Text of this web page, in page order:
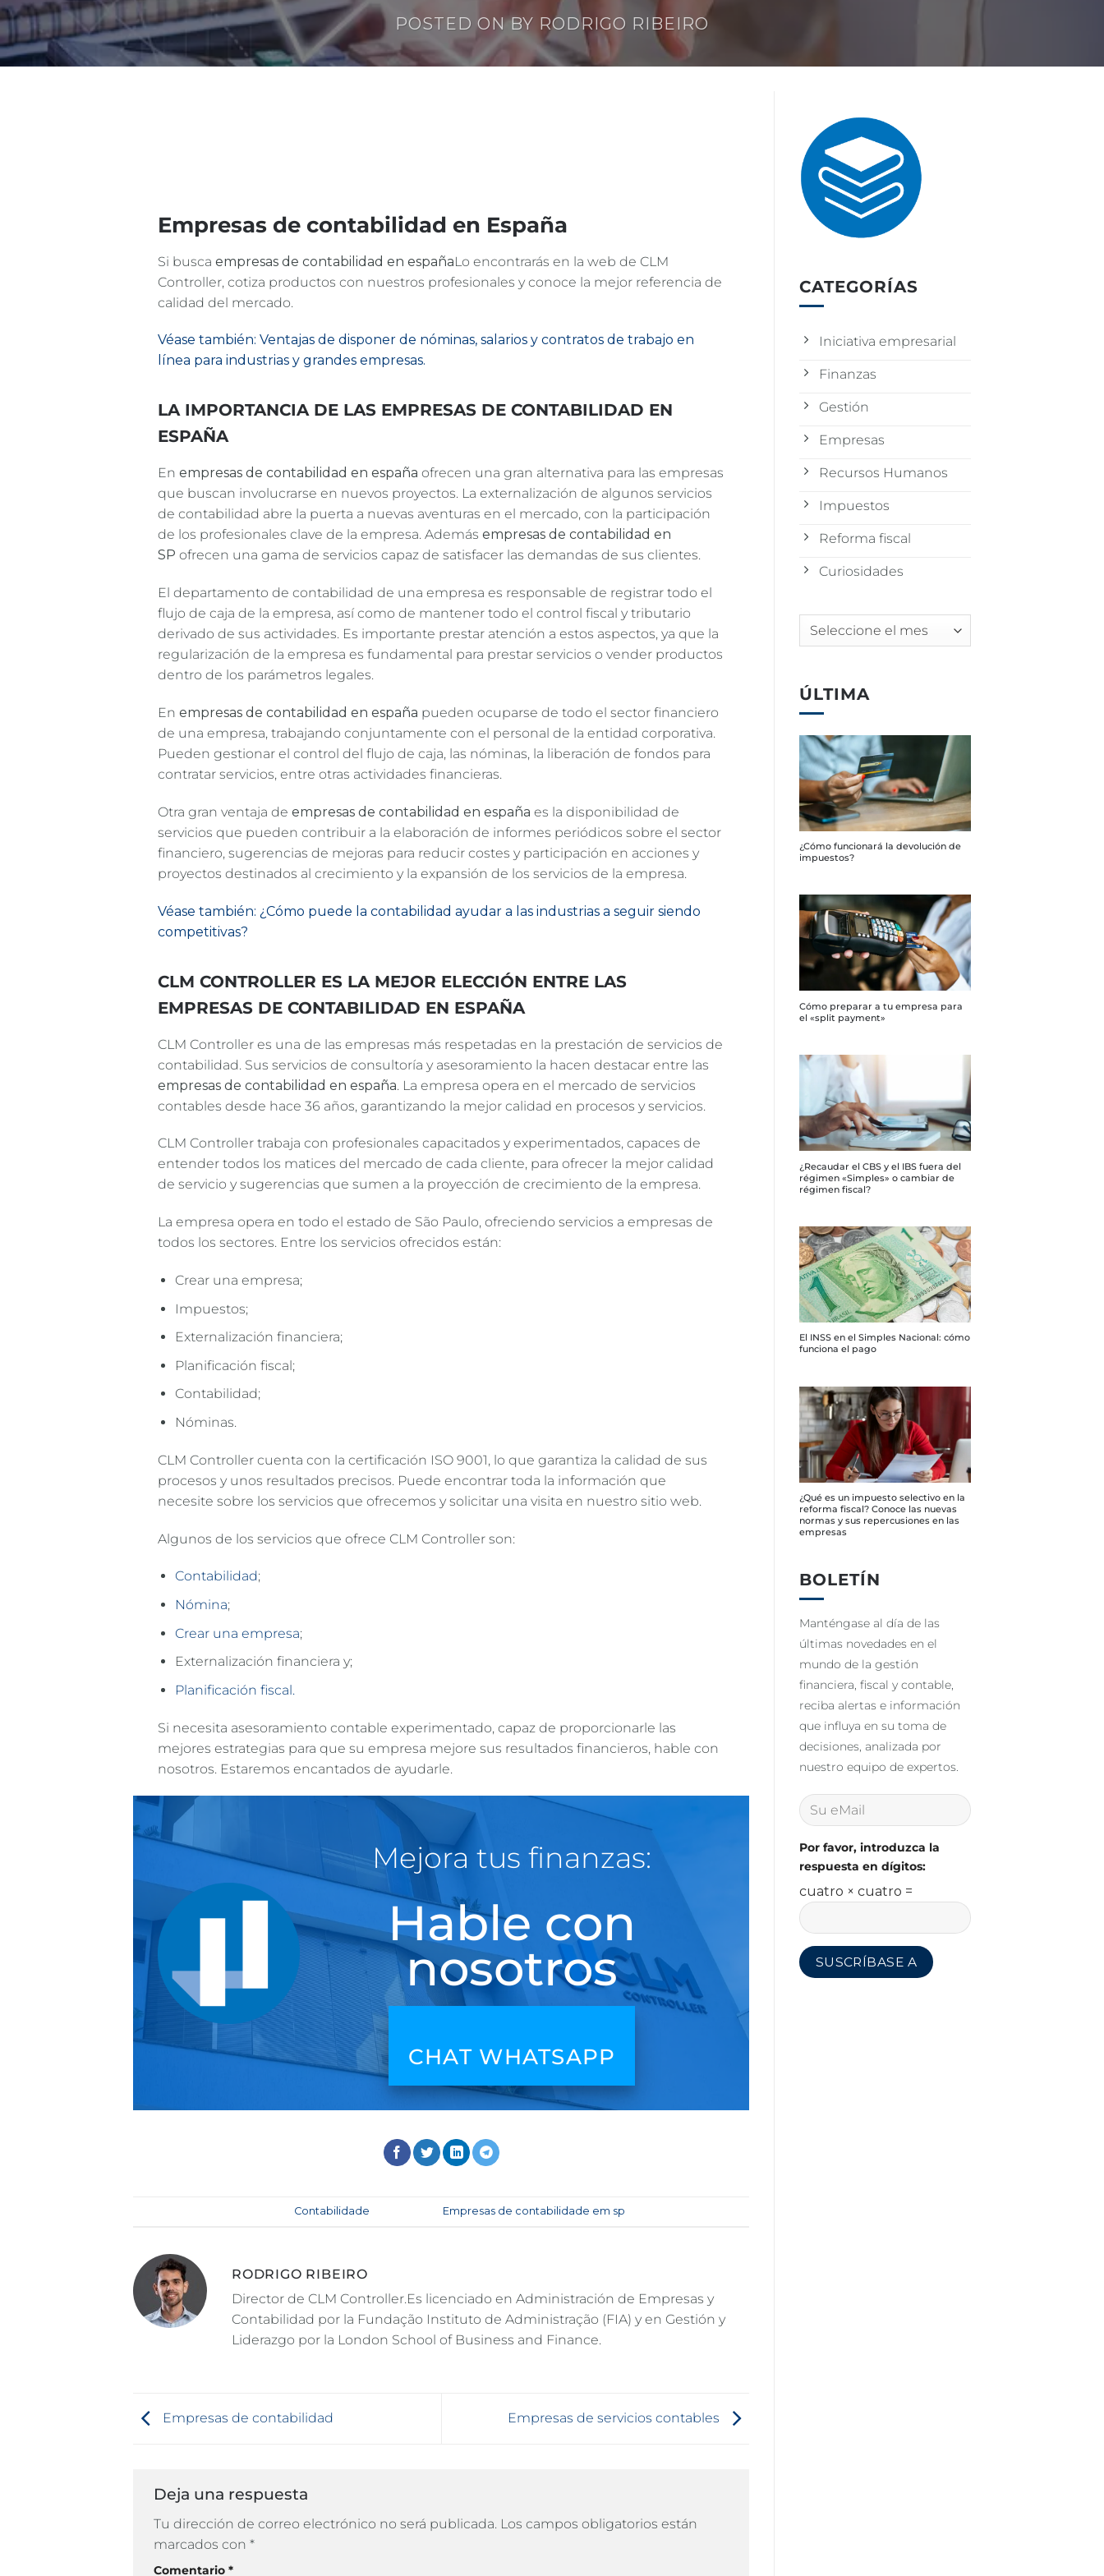
POSTED ONBY RODRIGO RIBEIRO
Empresas de contabilidad en España
Si busca empresas de contabilidad en españaLo encontrarás en la web de CLM
Controller, cotiza productos con nuestros profesionales y conoce la mejor referencia de
calidad del mercado.
Véase también: Ventajas de disponer de nóminas, salarios y contratos de trabajo en
línea para industrias y grandes empresas.
LA IMPORTANCIA DE LAS EMPRESAS DE CONTABILIDAD EN
ESPAÑA
En empresas de contabilidad en españa ofrecen una gran alternativa para las empresas
que buscan involucrarse en nuevos proyectos. La externalización de algunos servicios
de contabilidad abre la puerta a nuevas aventuras en el mercado, con la participación
de los profesionales clave de la empresa. Además empresas de contabilidad en
SP ofrecen una gama de servicios capaz de satisfacer las demandas de sus clientes.
El departamento de contabilidad de una empresa es responsable de registrar todo el
flujo de caja de la empresa, así como de mantener todo el control fiscal y tributario
derivado de sus actividades. Es importante prestar atención a estos aspectos, ya que la
regularización de la empresa es fundamental para prestar servicios o vender productos
dentro de los parámetros legales.
En empresas de contabilidad en españa pueden ocuparse de todo el sector financiero
de una empresa, trabajando conjuntamente con el personal de la entidad corporativa.
Pueden gestionar el control del flujo de caja, las nóminas, la liberación de fondos para
contratar servicios, entre otras actividades financieras.
Otra gran ventaja de empresas de contabilidad en españa es la disponibilidad de
servicios que pueden contribuir a la elaboración de informes periódicos sobre el sector
financiero, sugerencias de mejoras para reducir costes y participación en acciones y
proyectos destinados al crecimiento y la expansión de los servicios de la empresa.
Véase también: ¿Cómo puede la contabilidad ayudar a las industrias a seguir siendo
competitivas?
CLM CONTROLLER ES LA MEJOR ELECCIÓN ENTRE LAS
EMPRESAS DE CONTABILIDAD EN ESPAÑA
CLM Controller es una de las empresas más respetadas en la prestación de servicios de
contabilidad. Sus servicios de consultoría y asesoramiento la hacen destacar entre las
empresas de contabilidad en españa. La empresa opera en el mercado de servicios
contables desde hace 36 años, garantizando la mejor calidad en procesos y servicios.
CLM Controller trabaja con profesionales capacitados y experimentados, capaces de
entender todos los matices del mercado de cada cliente, para ofrecer la mejor calidad
de servicio y sugerencias que sumen a la proyección de crecimiento de la empresa.
La empresa opera en todo el estado de São Paulo, ofreciendo servicios a empresas de
todos los sectores. Entre los servicios ofrecidos están:
Crear una empresa;
Impuestos;
Externalización financiera;
Planificación fiscal;
Contabilidad;
Nóminas.
CLM Controller cuenta con la certificación ISO 9001, lo que garantiza la calidad de sus
procesos y unos resultados precisos. Puede encontrar toda la información que
necesite sobre los servicios que ofrecemos y solicitar una visita en nuestro sitio web.
Algunos de los servicios que ofrece CLM Controller son:
Contabilidad;
Nómina;
Crear una empresa;
Externalización financiera y;
Planificación fiscal.
Si necesita asesoramiento contable experimentado, capaz de proporcionarle las
mejores estrategias para que su empresa mejore sus resultados financieros, hable con
nosotros. Estaremos encantados de ayudarle.
Mejora tus finanzas:
Hable con
nosotros
CHAT WHATSAPP
Contabilidade Empresas de contabilidade em sp
RODRIGO RIBEIRO
Director de CLM Controller.Es licenciado en Administración de Empresas y
Contabilidad por la Fundação Instituto de Administração (FIA) y en Gestión y
Liderazgo por la London School of Business and Finance.
Empresas de contabilidad Empresas de servicios contables
Deja una respuesta
Tu dirección de correo electrónico no será publicada. Los campos obligatorios están
marcados con *
Comentario *
CATEGORÍAS
Iniciativa empresarial
Finanzas
Gestión
Empresas
Recursos Humanos
Impuestos
Reforma fiscal
Curiosidades
Archivos
ÚLTIMA
¿Cómo funcionará la devolución de
impuestos?
Cómo preparar a tu empresa para
el «split payment»
¿Recaudar el CBS y el IBS fuera del
régimen «Simples» o cambiar de
régimen fiscal?
El INSS en el Simples Nacional: cómo
funciona el pago
¿Qué es un impuesto selectivo en la
reforma fiscal? Conoce las nuevas
normas y sus repercusiones en las
empresas
BOLETÍN
Manténgase al día de las
últimas novedades en el
mundo de la gestión
financiera, fiscal y contable,
reciba alertas e información
que influya en su toma de
decisiones, analizada por
nuestro equipo de expertos.
Por favor, introduzca la
respuesta en dígitos:
cuatro × cuatro =